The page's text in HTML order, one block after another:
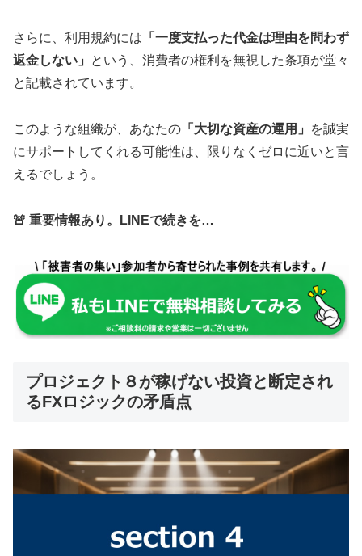
さらに、利用規約には 「一度支払った代金は理由を問わず
返金しない」
という、消費者の権利を無視した条項が堂々
と記載されています。
このような組織が、あなたの 「大切な資産の運用」
を誠実
にサポートしてくれる可能性は、限りなくゼロに近いと言
えるでしょう。
🚨 重要情報あり。LINEで続きを…
プロジェクト８が稼げない投資と断定され
るFXロジックの矛盾点